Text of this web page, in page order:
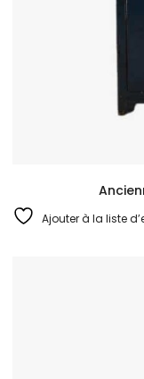
Ajouter à la liste